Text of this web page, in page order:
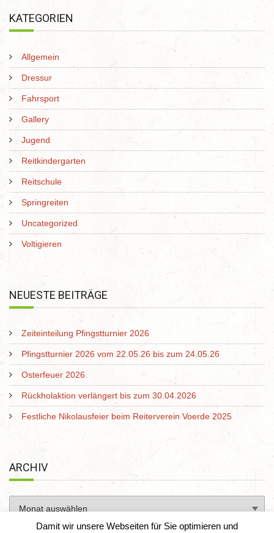
KATEGORIEN
Allgemein
Dressur
Fahrsport
Gallery
Jugend
Reitkindergarten
Reitschule
Springreiten
Uncategorized
Voltigieren
NEUESTE BEITRÄGE
Zeiteinteilung Pfingstturnier 2026
Pfingstturnier 2026 vom 22.05.26 bis zum 24.05.26
Osterfeuer 2026
Rückholaktion verlängert bis zum 30.04.2026
Festliche Nikolausfeier beim Reiterverein Voerde 2025
ARCHIV
Damit wir unsere Webseiten für Sie optimieren und